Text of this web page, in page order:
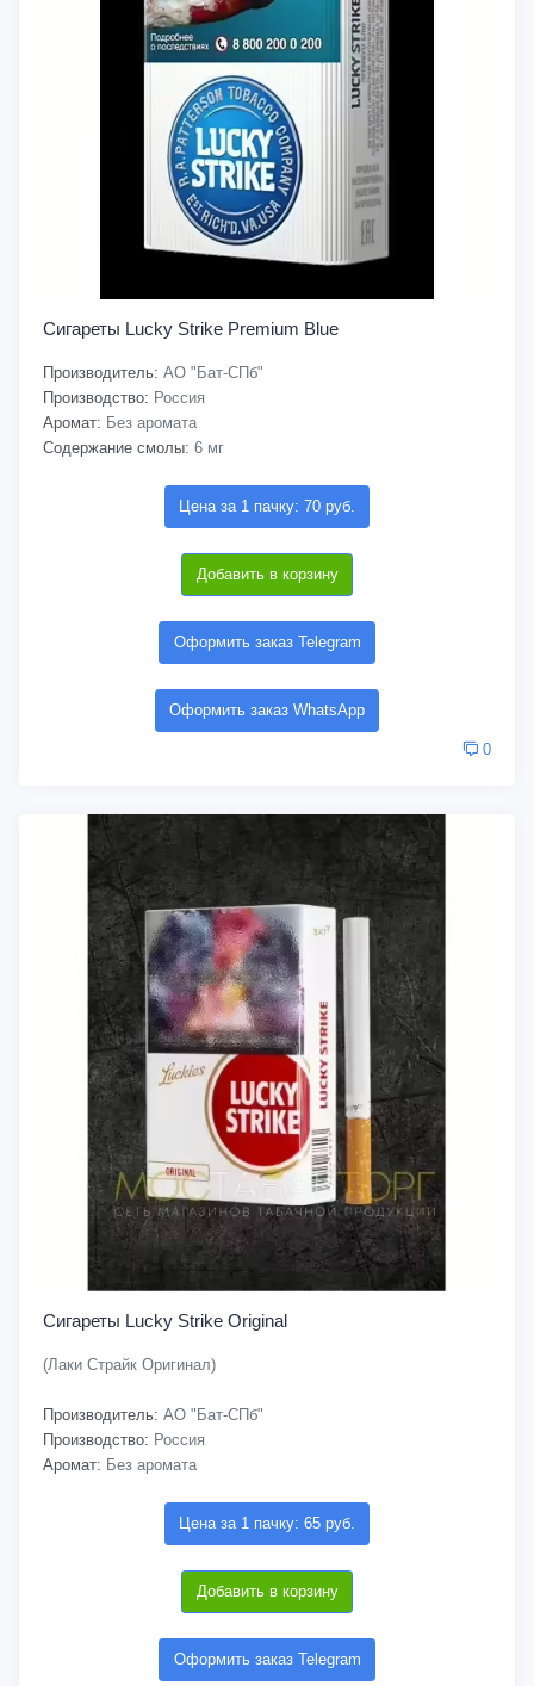
Сигареты Lucky Strike Premium Blue
Производитель: АО "Бат-СПб"
Производство: Россия
Аромат: Без аромата
Содержание смолы: 6 мг
Цена за 1 пачку: 70 руб.
Добавить в корзину
Оформить заказ Telegram
Оформить заказ WhatsApp
0
Сигареты Lucky Strike Original
(Лаки Страйк Оригинал)
Производитель: АО "Бат-СПб"
Производство: Россия
Аромат: Без аромата
Цена за 1 пачку: 65 руб.
Добавить в корзину
Оформить заказ Telegram